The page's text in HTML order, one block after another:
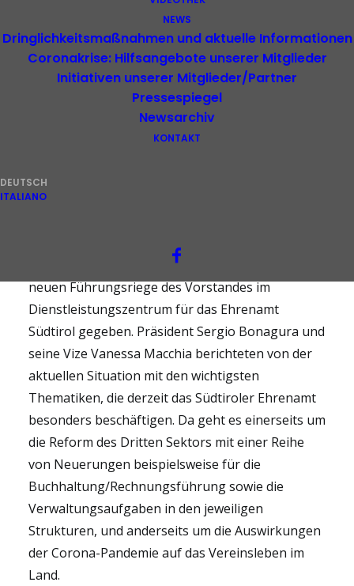
NEWS
Dringlichkeitsmaßnahmen und aktuelle Informationen
Coronakrise: Hilfsangebote unserer Mitglieder
Initiativen unserer Mitglieder/Partner
Pressespiegel
Newsarchiv
KONTAKT
DEUTSCH
ITALIANO
Landeshauptmann Arno Kompatscher und der
neuen Führungsriege des Vorstandes im
Dienstleistungszentrum für das Ehrenamt
Südtirol gegeben. Präsident Sergio Bonagura und
seine Vize Vanessa Macchia berichteten von der
aktuellen Situation mit den wichtigsten
Thematiken, die derzeit das Südtiroler Ehrenamt
besonders beschäftigen. Da geht es einerseits um
die Reform des Dritten Sektors mit einer Reihe
von Neuerungen beispielsweise für die
Buchhaltung/Rechnungsführung sowie die
Verwaltungsaufgaben in den jeweiligen
Strukturen, und anderseits um die Auswirkungen
der Corona-Pandemie auf das Vereinsleben im
Land.